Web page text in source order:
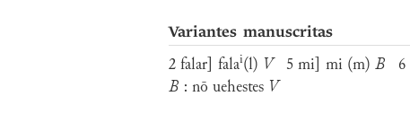
Variantes manuscritas
2 falar] falai(l) V 5 mi] mi (m) B 6
B : nō uehestes V